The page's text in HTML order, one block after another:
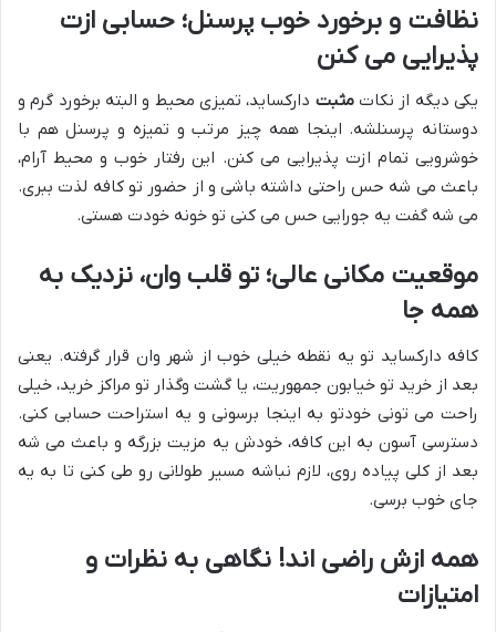
نظافت و برخورد خوب پرسنل؛ حسابی ازت
پذیرایی می کنن
یکی دیگه از نکاتمثبت دارکساید، تمیزی محیط و البته برخورد گرم و
دوستانه پرسنلشه. اینجا همه چیز مرتب و تمیزه و پرسنل هم با
خوشرویی تمام ازت پذیرایی می کنن. این رفتار خوب و محیط آرام،
باعث می شه حس راحتی داشته باشی و از حضور تو کافه لذت ببری.
می شه گفت یه جورایی حس می کنی تو خونه خودت هستی.
موقعیت مکانی عالی؛ تو قلب وان، نزدیک به
همه جا
کافه دارکساید تو یه نقطه خیلی خوب از شهر وان قرار گرفته. یعنی
بعد از خرید تو خیابون جمهوریت، یا گشت وگذار تو مراکز خرید، خیلی
راحت می تونی خودتو به اینجا برسونی و یه استراحت حسابی کنی.
دسترسی آسون به این کافه، خودش یه مزیت بزرگه و باعث می شه
بعد از کلی پیاده روی، لازم نباشه مسیر طولانی رو طی کنی تا به یه
جای خوب برسی.
همه ازش راضی اند! نگاهی به نظرات و
امتیازات